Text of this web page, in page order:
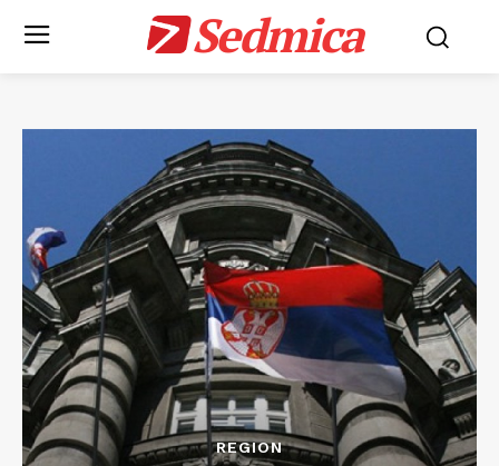
Sedmica
REGION